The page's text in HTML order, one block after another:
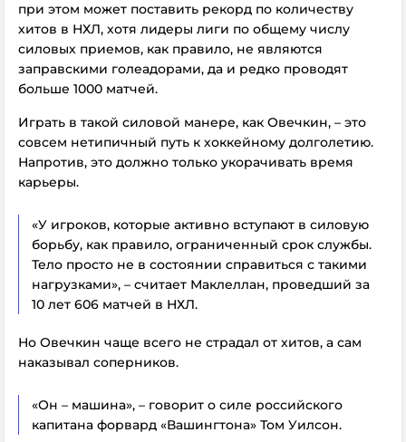
при этом может поставить рекорд по количеству
хитов в НХЛ, хотя лидеры лиги по общему числу
силовых приемов, как правило, не являются
заправскими голеадорами, да и редко проводят
больше 1000 матчей.
Играть в такой силовой манере, как Овечкин, – это
совсем нетипичный путь к хоккейному долголетию.
Напротив, это должно только укорачивать время
карьеры.
«У игроков, которые активно вступают в силовую
борьбу, как правило, ограниченный срок службы.
Тело просто не в состоянии справиться с такими
нагрузками», – считает Маклеллан, проведший за
10 лет 606 матчей в НХЛ.
Но Овечкин чаще всего не страдал от хитов, а сам
наказывал соперников.
«Он – машина», – говорит о силе российского
капитана форвард «Вашингтона» Том Уилсон.